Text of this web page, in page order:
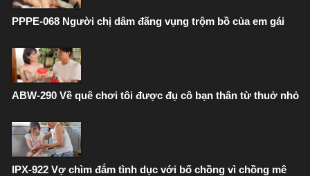
PPPE-068 Người chị dâm đãng vụng trộm bồ của em gái
ABW-290 Về quê chơi tôi được đụ cô bạn thân từ thuở nhỏ
IPX-922 Vợ chìm đắm tình dục với bố chồng vì chồng mê